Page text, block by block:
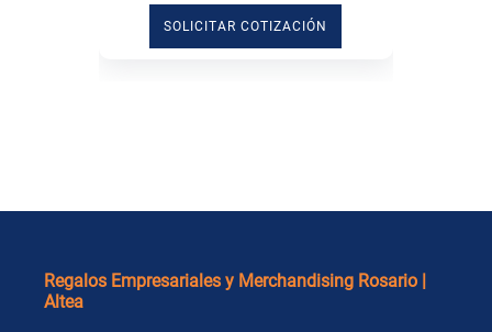
SOLICITAR COTIZACIÓN
Regalos Empresariales y Merchandising Rosario |
Altea